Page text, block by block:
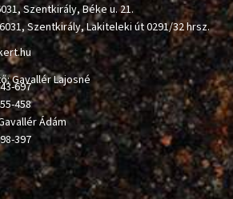
Szentkirály, Béke u. 21.
Szentkirály, Lakiteleki út 0291/32 hrsz.
Gavallér Lajosné
697
458
Ádám
397